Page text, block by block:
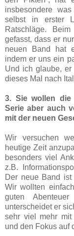
insbesondere
selbst in erster
Ratschläge.
gefasst, dass er
neuen Band hat
indem er uns ein
Und ich glaube,
dieses Mal nach
3. Sie wollen die
Serie aber auch
mit der neuen
Wir versuchen
heutige Zeit
besonders viel
z.B.
Der neue Band
Wir wollten
guten
unterscheidet er
sehr viel mehr mit
und den Fokus auf